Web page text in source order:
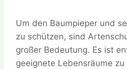
Um den Baumpieper und
zu schützen, sind
großer Bedeutung. Es ist
geeignete Lebensräume